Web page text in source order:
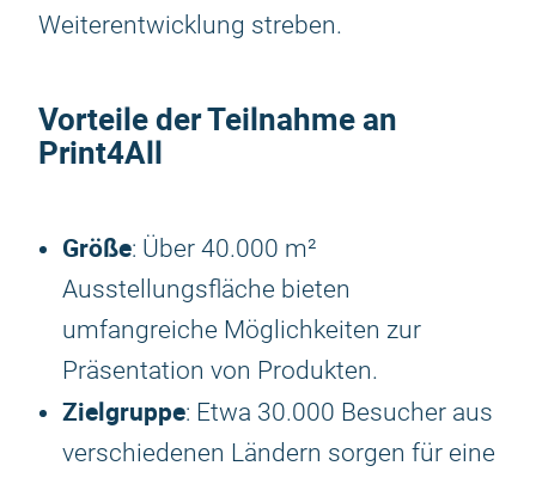
Weiterentwicklung streben.
Vorteile der Teilnahme an
Print4All
Größe: Über 40.000 m²
Ausstellungsfläche bieten
umfangreiche Möglichkeiten zur
Präsentation von Produkten.
Zielgruppe: Etwa 30.000 Besucher aus
verschiedenen Ländern sorgen für eine